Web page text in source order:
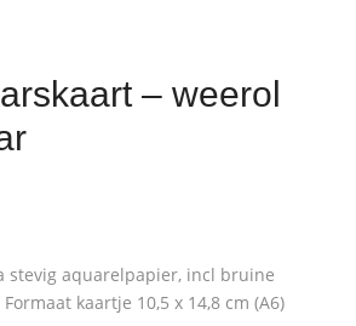
– weerol
stevig aquarelpapier, incl bruine
kaartje 10,5 x 14,8 cm (A6)